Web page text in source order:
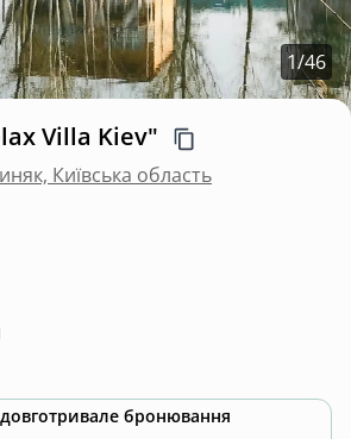
1/46
Villa Kiev"
Київська область
бронювання